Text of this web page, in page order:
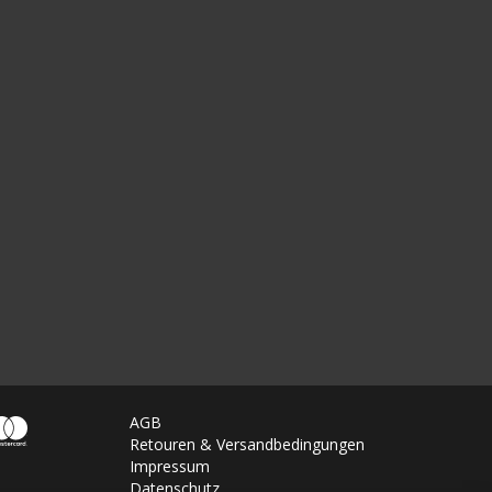
AGB
Retouren & Versandbedingungen
Impressum
Datenschutz